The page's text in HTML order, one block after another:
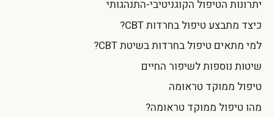
יתרונות הטיפול הקוגניטיבי-התנהגותי
כיצד מתבצע טיפול בחרדות CBT?
למי מתאים טיפול בחרדות בשיטת CBT?
שיטות נוספות לשיפור החיים
טיפול ממוקד טראומה
מהו טיפול ממוקד טראומה?